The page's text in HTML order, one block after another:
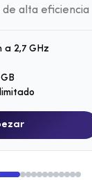
de alta eficiencia
a 2,7 GHz